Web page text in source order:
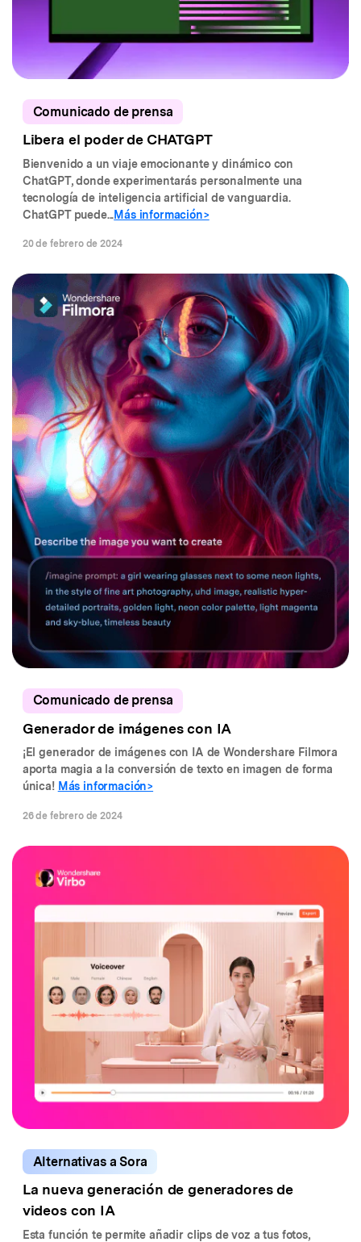
Comunicado de prensa
Libera el poder de CHATGPT
Bienvenido a un viaje emocionante y dinámico con
ChatGPT, donde experimentarás personalmente una
tecnología de inteligencia artificial de vanguardia.
ChatGPT puede...Más información>
20 de febrero de 2024
Comunicado de prensa
Generador de imágenes con IA
¡El generador de imágenes con IA de Wondershare Filmora
aporta magia a la conversión de texto en imagen de forma
única! Más información>
26 de febrero de 2024
Alternativas a Sora
La nueva generación de generadores de
videos con IA
Esta función te permite añadir clips de voz a tus fotos,